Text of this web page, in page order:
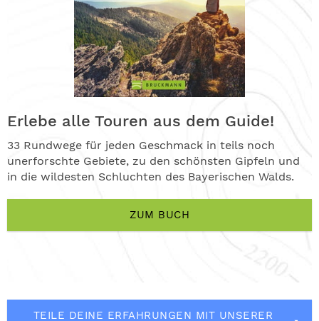
Erlebe alle Touren aus dem Guide!
33 Rundwege für jeden Geschmack in teils noch
unerforschte Gebiete, zu den schönsten Gipfeln und
in die wildesten Schluchten des Bayerischen Walds.
ZUM BUCH
TEILE DEINE ERFAHRUNGEN MIT UNSERER